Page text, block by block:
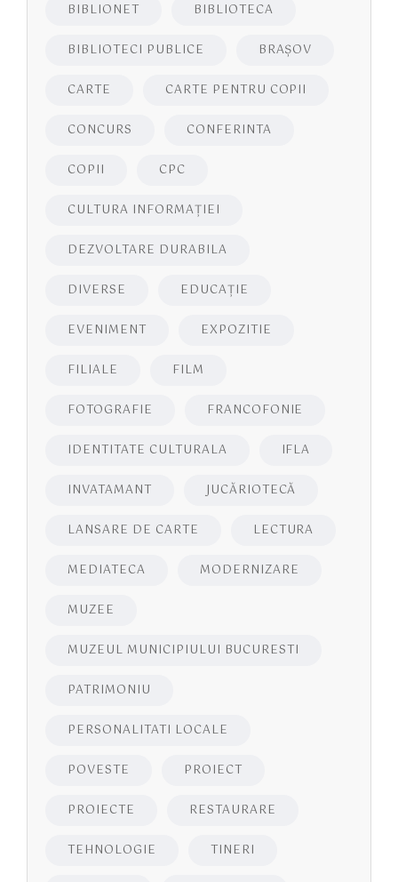
BIBLIONET BIBLIOTECA
BIBLIOTECI PUBLICE BRAŞOV
CARTE CARTE PENTRU COPII
CONCURS CONFERINTA
COPII CPC
CULTURA INFORMAŢIEI
DEZVOLTARE DURABILA
DIVERSE EDUCAŢIE
EVENIMENT EXPOZITIE
FILIALE FILM
FOTOGRAFIE FRANCOFONIE
IDENTITATE CULTURALA IFLA
INVATAMANT JUCĂRIOTECĂ
LANSARE DE CARTE LECTURA
MEDIATECA MODERNIZARE
MUZEE
MUZEUL MUNICIPIULUI BUCURESTI
PATRIMONIU
PERSONALITATI LOCALE
POVESTE PROIECT
PROIECTE RESTAURARE
TEHNOLOGIE TINERI